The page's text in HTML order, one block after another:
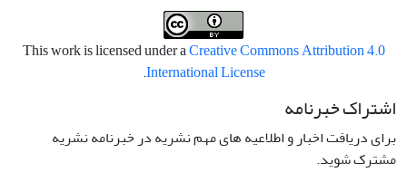
This work is licensed under aCreative Commons Attribution 4.0
International License
.
اشتراک خبرنامه
برای دریافت اخبار و اطلاعیه های مهم نشریه در خبرنامه نشریه
مشترک شوید.